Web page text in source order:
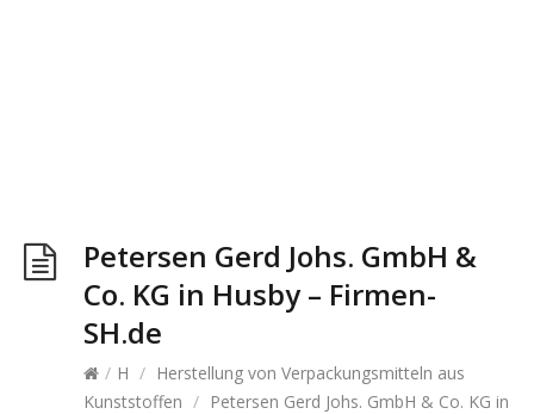
Petersen Gerd Johs. GmbH &
Co. KG in Husby – Firmen-
SH.de
/ H / Herstellung von Verpackungsmitteln aus
Kunststoffen / Petersen Gerd Johs. GmbH & Co. KG in